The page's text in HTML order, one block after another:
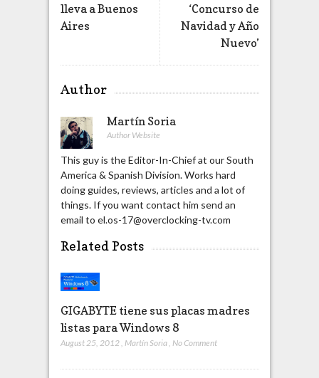
‘Concurso de
Navidad y Año
Nuevo’
lleva a Buenos
Aires
Author
Martín Soria
Author Website
This guy is the Editor-In-Chief at our South
America & Spanish Division. Works hard
doing guides, reviews, articles and a lot of
things. If you want contact him send an
email to el.os-17@overclocking-tv.com
Related Posts
GIGABYTE tiene sus placas madres
listas para Windows 8
August 25, 2012 Martín Soria No Comment